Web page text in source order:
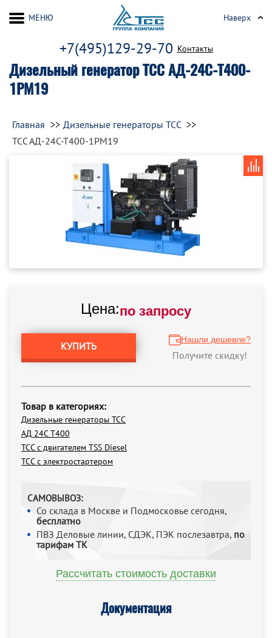
Дизельный генератор ТСС АД-24С-Т400-
1РМ19
+7(495)129-29-70 Контакты
МЕНЮ Наверх
Главная
Дизельные генераторы ТСС
ТСС АД-24С-Т400-1РМ19
Цена:по запросу
КУПИТЬ
Нашли дешевле?
Получите скидку!
Товар в категориях:
Дизельные генераторы ТСС
АД 24С Т400
ТСС с двигателем TSS Diesel
ТСС с электростартером
САМОВЫВОЗ:
Со склада в Москве и Подмосковье сегодня,
бесплатно
ПВЗ Деловые линии, СДЭК, ПЭК послезавтра, по
тарифам ТК
Рассчитать стоимость доставки
Документация